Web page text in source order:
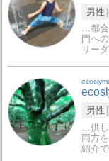
男性
…都会
門へ
リー
男性
…供
両方
紹介